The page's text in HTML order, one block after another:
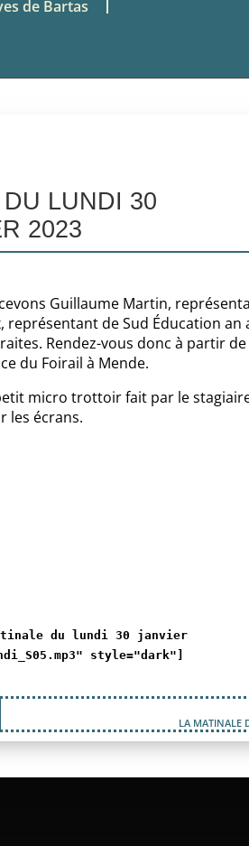
de Bartas
LUNDI 30
2023
Guillaume Martin,
représentant de Sud Éducation an
Rendez-vous donc à partir de
du Foirail à Mende.
micro trottoir fait par le
les écrans.
du lundi 30 janvier
style="dark"]
LA MATINALE